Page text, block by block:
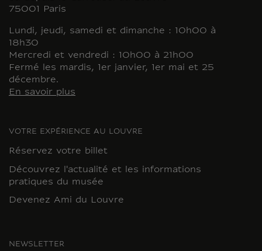
75001 Paris
Lundi, jeudi, samedi et dimanche : 10h00 à
18h30
Mercredi et vendredi : 10h00 à 21h00
Fermé les mardis, 1er janvier, 1er mai et 25
décembre.
En savoir plus
VOTRE EXPÉRIENCE AU LOUVRE
Réservez votre billet
Découvrez l'actualité et les informations
pratiques du musée
Devenez Ami du Louvre
NEWSLETTER